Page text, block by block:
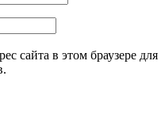
сайта в этом браузере для